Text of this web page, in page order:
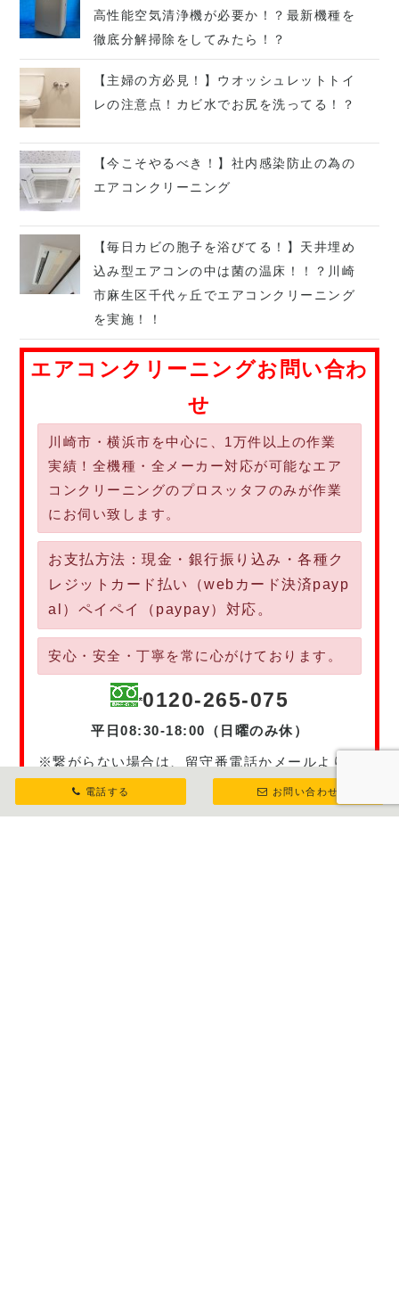
高性能空気清浄機が必要か！？最新機種を
徹底分解掃除をしてみたら！？
【主婦の方必見！】ウオッシュレットトイ
レの注意点！カビ水でお尻を洗ってる！？
【今こそやるべき！】社内感染防止の為の
エアコンクリーニング
【毎日カビの胞子を浴びてる！】天井埋め
込み型エアコンの中は菌の温床！！？川崎
市麻生区千代ヶ丘でエアコンクリーニング
を実施！！
エアコンクリーニングお問い合わ
せ
川崎市・横浜市を中心に、1万件以上の作業
実績！全機種・全メーカー対応が可能なエア
コンクリーニングのプロスッタフのみが作業
にお伺い致します。
お支払方法：現金・銀行振り込み・各種ク
レジットカード払い（webカード決済payp
al）ペイペイ（paypay）対応。
安心・安全・丁寧を常に心がけております。
0120-265-075
平日08:30-18:00（日曜のみ休）
※繋がらない場合は、留守番電話かメールよりお
問い合わせ下さいませ。
電話する お問い合わせ